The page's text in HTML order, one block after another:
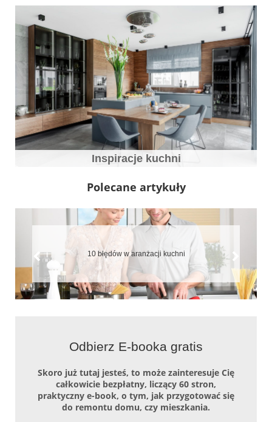
Inspiracje kuchni
Polecane artykuły
Jaki blat do kuchni wybrać
Odbierz E-booka gratis
Skoro już tutaj jesteś, to może zainteresuje Cię
całkowicie bezpłatny, liczący 60 stron,
praktyczny e-book, o tym, jak przygotować się
do remontu domu, czy mieszkania.